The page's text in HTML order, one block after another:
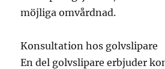
möjliga omvårdnad.
Konsultation hos golvslipare
En del golvslipare erbjuder